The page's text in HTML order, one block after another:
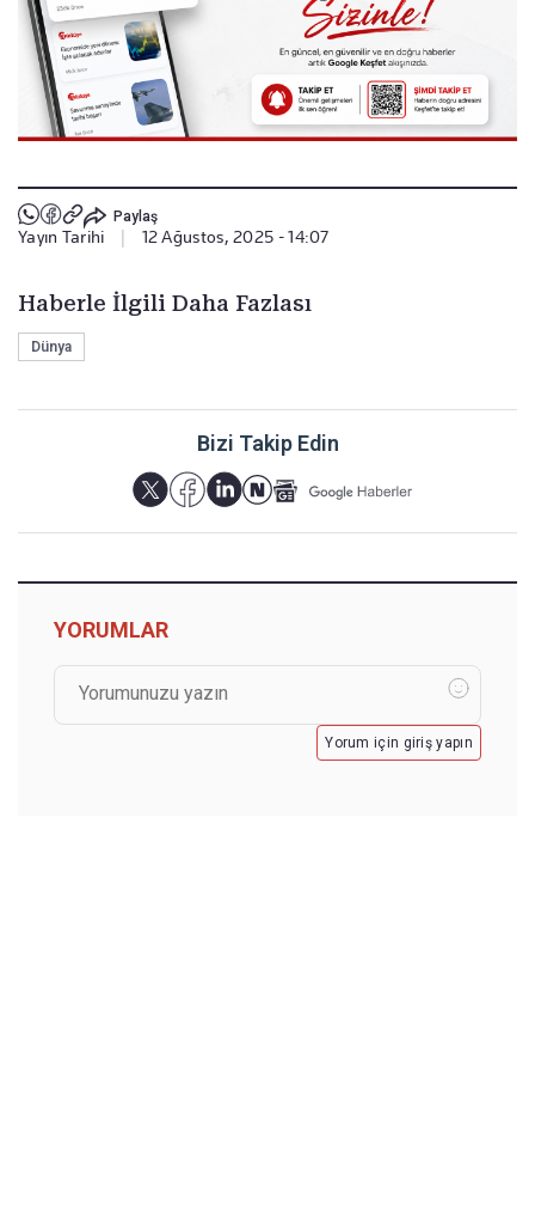
Paylaş
Yayın Tarihi 12 Ağustos, 2025 - 14:07
Haberle İlgili Daha Fazlası
Dünya
Bizi Takip Edin
YORUMLAR
Yorum için giriş yapın